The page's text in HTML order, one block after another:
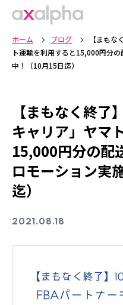
ホーム ブログ
【まも
ト運輸を利用すると15,000円分
中！（10月15日迄）
【まもなく終了
キャリア」ヤマ
15,000円分の配
ロモーション実
迄）
2021.08.18